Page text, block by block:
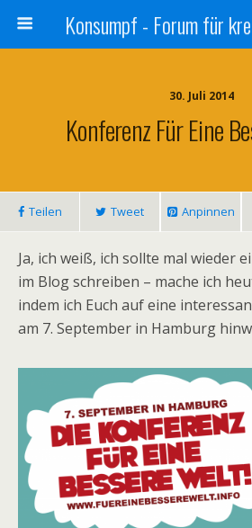
30. Juli 2014
Konferenz Für Eine
Teilen Tweet Anpinnen
Ja, ich weiß, ich sollte mal wieder
im Blog schreiben – mache ich
indem ich Euch auf eine
am 7. September in Hamburg